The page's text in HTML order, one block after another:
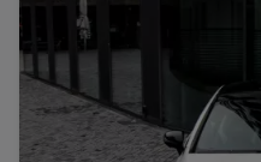
McLaren
Wann